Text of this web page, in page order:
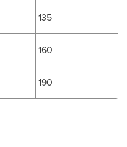
135
160
190